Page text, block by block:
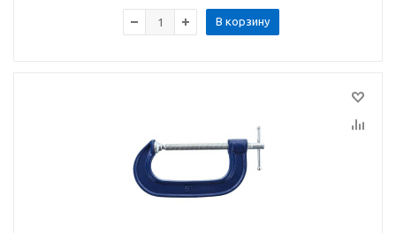
В корзину